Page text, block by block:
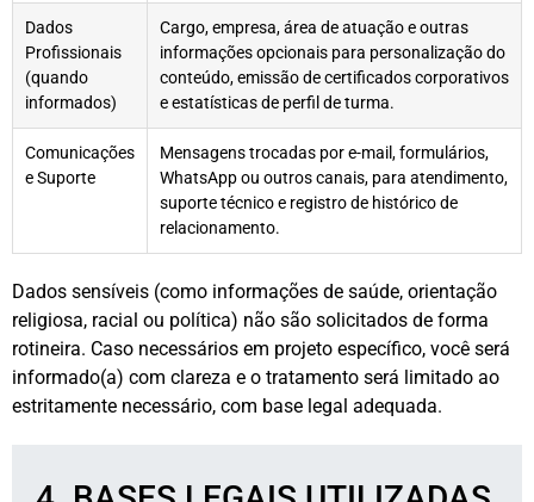
Dados
Profissionais
(quando
informados)
Cargo, empresa, área de atuação e outras
informações opcionais para personalização do
conteúdo, emissão de certificados corporativos
e estatísticas de perfil de turma.
Comunicações
e Suporte
Mensagens trocadas por e-mail, formulários,
WhatsApp ou outros canais, para atendimento,
suporte técnico e registro de histórico de
relacionamento.
Dados sensíveis (como informações de saúde, orientação
religiosa, racial ou política) não são solicitados de forma
rotineira. Caso necessários em projeto específico, você será
informado(a) com clareza e o tratamento será limitado ao
estritamente necessário, com base legal adequada.